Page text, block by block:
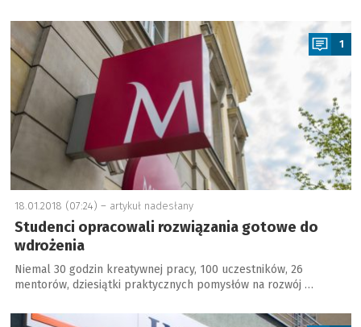
a
1
18.01.2018 (07:24) – artykuł nadesłany
Studenci opracowali rozwiązania gotowe do
wdrożenia
Niemal 30 godzin kreatywnej pracy, 100 uczestników, 26
mentorów, dziesiątki praktycznych pomysłów na rozwój …
a